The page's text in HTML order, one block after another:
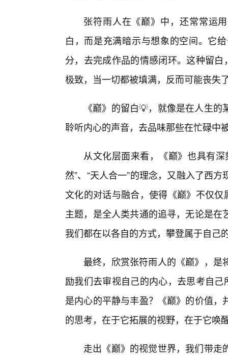
张符雨人在《巅》中，还常常运
白，而是充满暗示与想象的空间。它
分，去完成作品的情感闭环。这种留
极致，当一切都被填满，反而可能丧失
《巅》的留白💡，就像是在人生
聆听内心的声音，去品味那些在忙碌中
从文化层面来看，《巅》也具有
然”、“天人合一”的理念，又融入了西
文化的对话与融合，使得《巅》不仅
主题，是全人类共通的追寻，无论是
我们都在以各自的方式，攀登属于自己
最终，欣赏张符雨人的《巅》，是
励我们去审视自己的内心，去思考自
是内心的平静与丰盈？《巅》的价值
的思考，在于它拓展的视野，在于它唤
走出《巅》的视觉世界，我们带